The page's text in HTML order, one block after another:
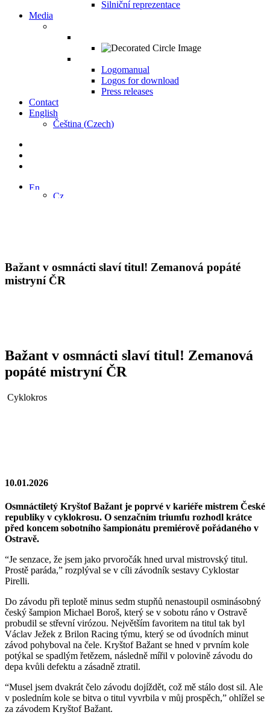
Silniční reprezentace
Media
Logomanual
Logos for download
Press releases
Contact
English
Čeština (Czech)
Bažant v osmnácti slaví titul! Zemanová popáté
mistryní ČR
Bažant v osmnácti slaví titul! Zemanová
popáté mistryní ČR
Cyklokros
10.01.2026
Osmnáctiletý Kryštof Bažant je poprvé v kariéře mistrem České
republiky v cyklokrosu. O senzačním triumfu rozhodl krátce
před koncem sobotního šampionátu premiérově pořádaného v
Ostravě.
“Je senzace, že jsem jako prvoročák hned urval mistrovský titul.
Prostě paráda,” rozplýval se v cíli závodník sestavy Cyklostar
Pirelli.
Do závodu při teplotě minus sedm stupňů nenastoupil osminásobný
český šampion Michael Boroš, který se v sobotu ráno v Ostravě
probudil se střevní virózou. Největším favoritem na titul tak byl
Václav Ježek z Brilon Racing týmu, který se od úvodních minut
závod pohyboval na čele. Kryštof Bažant se hned v prvním kole
potýkal se spadlým řetězem, následně mířil v polovině závodu do
depa kvůli defektu a zásadně ztratil.
“Musel jsem dvakrát čelo závodu dojíždět, což mě stálo dost sil. Ale
v posledním kole se bitva o titul vyvrbila v můj prospěch,” ohlížel se
za závodem Kryštof Bažant.